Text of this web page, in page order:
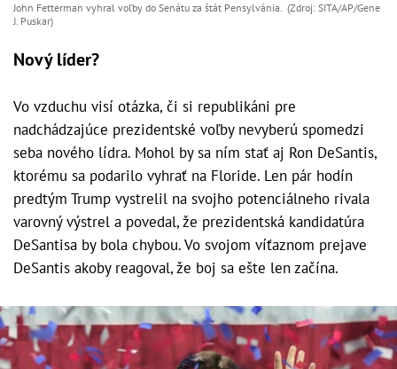
John Fetterman vyhral voľby do Senátu za štát Pensylvánia. (Zdroj: SITA/AP/Gene
J. Puskar)
Nový líder?
Vo vzduchu visí otázka, či si republikáni pre
nadchádzajúce prezidentské voľby nevyberú spomedzi
seba nového lídra. Mohol by sa ním stať aj Ron DeSantis,
ktorému sa podarilo vyhrať na Floride. Len pár hodín
predtým Trump vystrelil na svojho potenciálneho rivala
varovný výstrel a povedal, že prezidentská kandidatúra
DeSantisa by bola chybou. Vo svojom víťaznom prejave
DeSantis akoby reagoval, že boj sa ešte len začína.